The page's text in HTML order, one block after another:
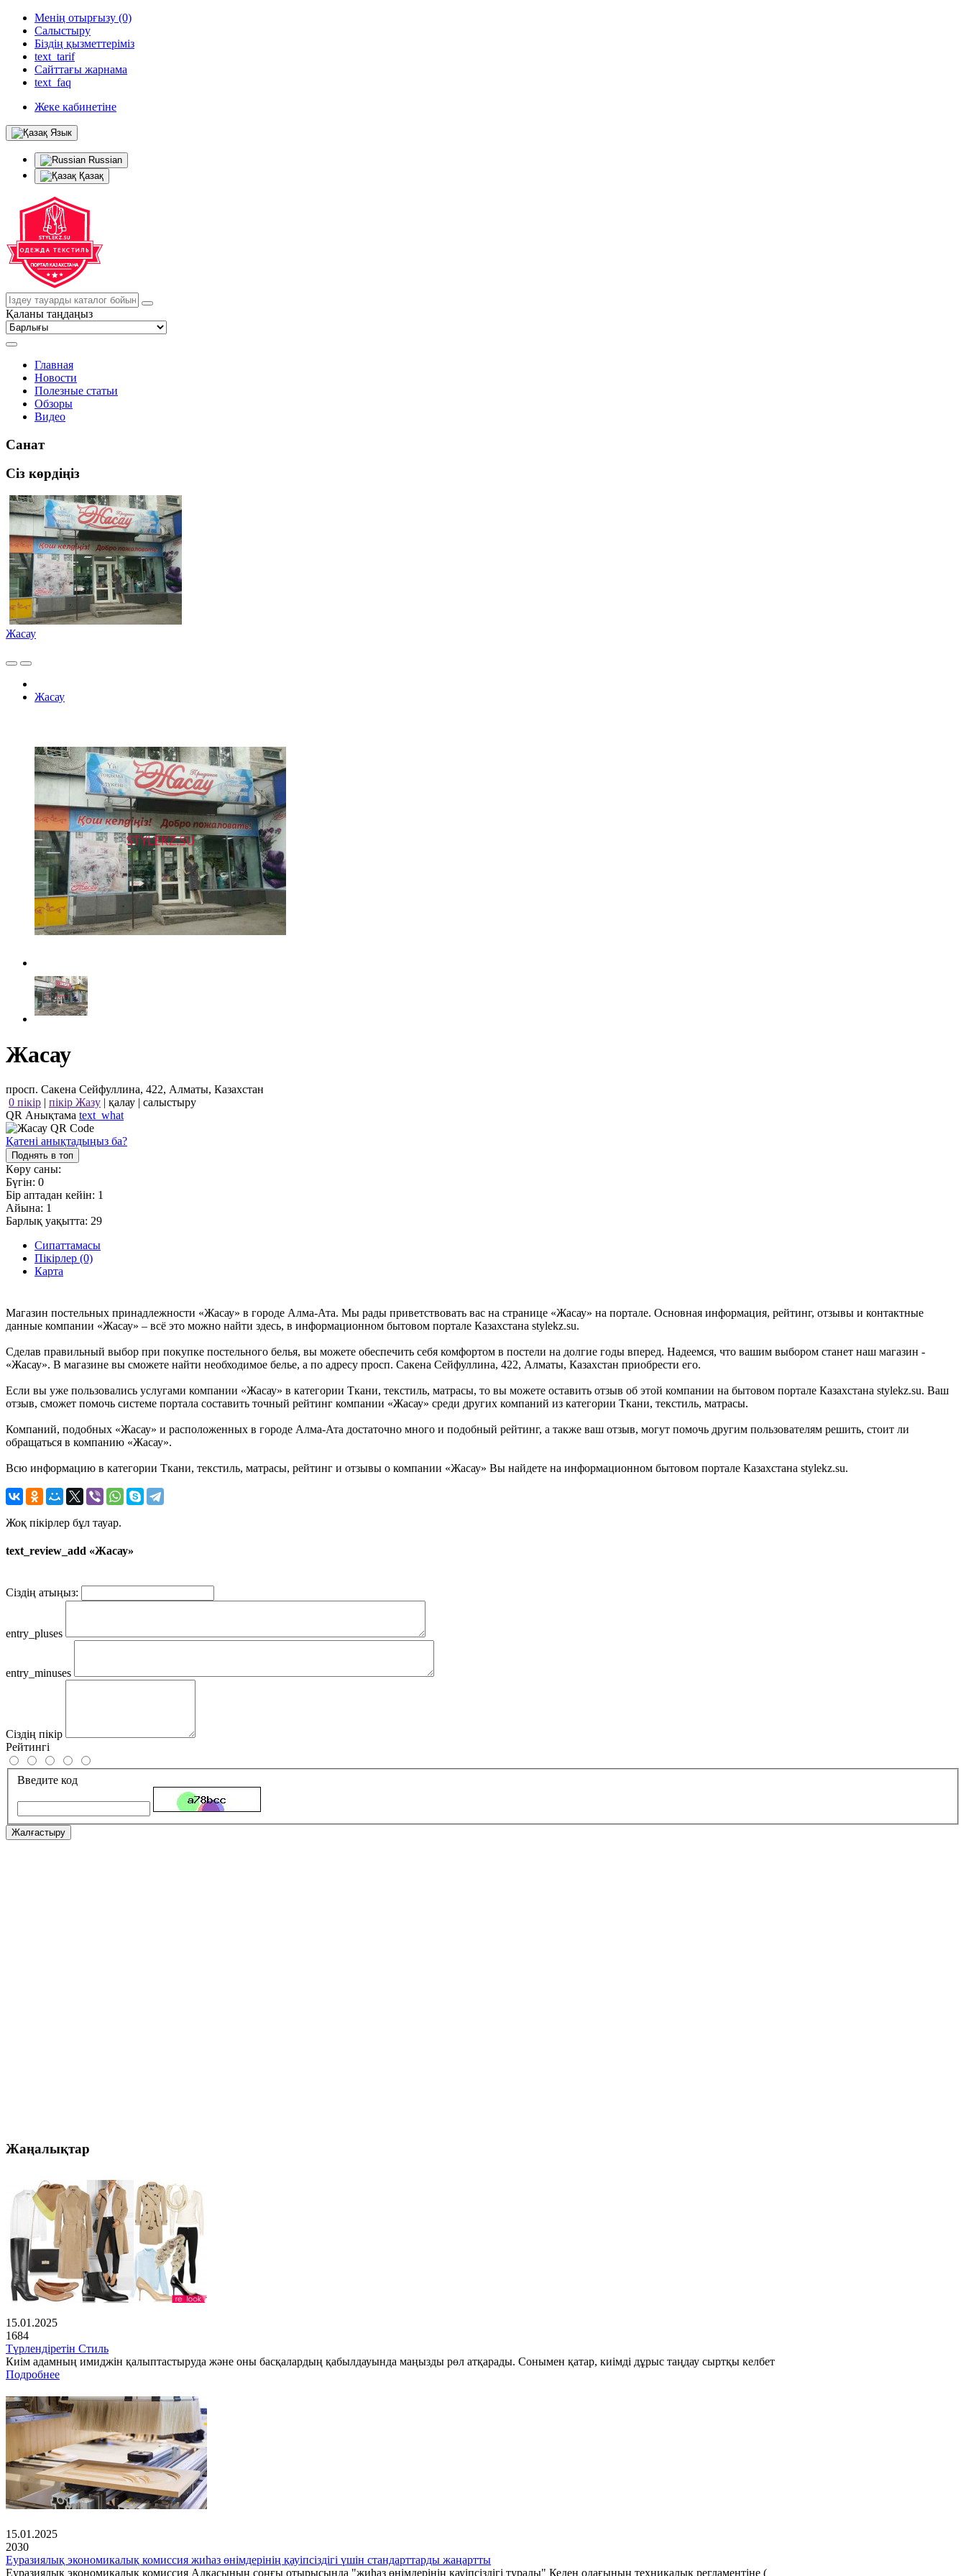
Менің отырғызу (0)
Салыстыру
Біздің қызметтеріміз
text_tarif
Сайттағы жарнама
text_faq
Жеке кабинетіне
Язык
Russian
Қазақ
Қаланы таңдаңыз
Главная
Новости
Полезные статьи
Обзоры
Видео
Санат
Сіз көрдіңіз
Жасау
Жасау
Жасау
просп. Сакена Сейфуллина, 422, Алматы, Казахстан
0 пікір | пікір Жазу | қалау | салыстыру
QR Анықтама text_what
Қатені анықтадыңыз ба?
Поднять в топ
Көру саны:
Бүгін: 0
Бір аптадан кейін: 1
Айына: 1
Барлық уақытта: 29
Сипаттамасы
Пікірлер (0)
Карта
Магазин постельных принадлежности «Жасау» в городе Алма-Ата. Мы рады приветствовать вас на странице «Жасау» на портале. Основная информация, рейтинг, отзывы и контактные
данные компании «Жасау» – всё это можно найти здесь, в информационном бытовом портале Казахстана stylekz.su.
Сделав правильный выбор при покупке постельного белья, вы можете обеспечить себя комфортом в постели на долгие годы вперед. Надеемся, что вашим выбором станет наш магазин -
«Жасау». В магазине вы сможете найти необходимое белье, а по адресу просп. Сакена Сейфуллина, 422, Алматы, Казахстан приобрести его.
Если вы уже пользовались услугами компании «Жасау» в категории Ткани, текстиль, матрасы, то вы можете оставить отзыв об этой компании на бытовом портале Казахстана stylekz.su. Ваш
отзыв, сможет помочь системе портала составить точный рейтинг компании «Жасау» среди других компаний из категории Ткани, текстиль, матрасы.
Компаний, подобных «Жасау» и расположенных в городе Алма-Ата достаточно много и подобный рейтинг, а также ваш отзыв, могут помочь другим пользователям решить, стоит ли
обращаться в компанию «Жасау».
Всю информацию в категории Ткани, текстиль, матрасы, рейтинг и отзывы о компании «Жасау» Вы найдете на информационном бытовом портале Казахстана stylekz.su.
Жоқ пікірлер бұл тауар.
text_review_add «Жасау»
Сіздің атыңыз:
entry_pluses
entry_minuses
Сіздің пікір
Рейтингі
Введите код
Жалғастыру
Жаңалықтар
15.01.2025
1684
Түрлендіретін Стиль
Киім адамның имиджін қалыптастыруда және оны басқалардың қабылдауында маңызды рөл атқарады. Сонымен қатар, киімді дұрыс таңдау сыртқы келбет
Подробнее
15.01.2025
2030
Еуразиялық экономикалық комиссия жиһаз өнімдерінің қауіпсіздігі үшін стандарттарды жаңартты
Еуразиялық экономикалық комиссия Алқасының соңғы отырысында "жиһаз өнімдерінің қауіпсіздігі туралы" Кеден одағының техникалық регламентіне (